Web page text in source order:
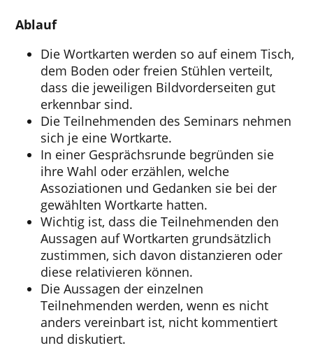
Ablauf
Die Wortkarten werden so auf einem Tisch,
dem Boden oder freien Stühlen verteilt,
dass die jeweiligen Bildvorderseiten gut
erkennbar sind.
Die Teilnehmenden des Seminars nehmen
sich je eine Wortkarte.
In einer Gesprächsrunde begründen sie
ihre Wahl oder erzählen, welche
Assoziationen und Gedanken sie bei der
gewählten Wortkarte hatten.
Wichtig ist, dass die Teilnehmenden den
Aussagen auf Wortkarten grundsätzlich
zustimmen, sich davon distanzieren oder
diese relativieren können.
Die Aussagen der einzelnen
Teilnehmenden werden, wenn es nicht
anders vereinbart ist, nicht kommentiert
und diskutiert.